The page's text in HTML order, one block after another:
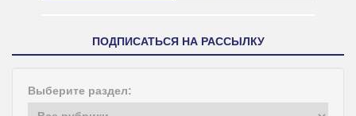
ПОДПИСАТЬСЯ НА РАССЫЛКУ
Выберите раздел: